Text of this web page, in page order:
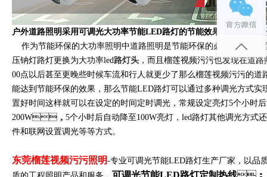
户外道路照明采用可调光大功率节能LED路灯的节能效果更显著
作为节能环保的大功率照明中道路照明是节能环保的必要环节，
压钠灯路灯更换为大功率led路灯头 ，而且榴莲视频污污也发现在道
00点以后甚至更晚些时候车流和行人就更少了那么榴莲视频污污的
能达到节能环保的效果，那么节能LED路灯可以通过多种调光方式实
置好时间这样就可以在设定的时间定时调光，常规设定亮灯5个小时后
200W，5个小时后自动降至100W亮灯，led路灯其他调光方式还有
件和联网设置调光等等方式。
东莞榴莲视频污污照明-专业可调光节能LED路灯生产厂家，以品
可调光节能LED路灯定制热线：